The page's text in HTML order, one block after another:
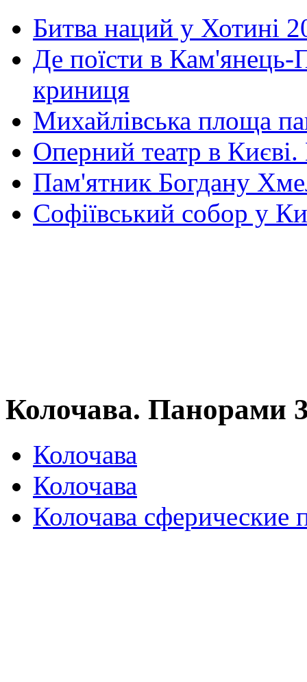
Битва наций у Хотині
Де поїсти в Кам'янець-
криниця
Михайлівська площа
Оперний театр в
Пам'ятник Богдану
Софіївський собор у
Колочава. Панорами
Колочава
Колочава
Колочава сферические